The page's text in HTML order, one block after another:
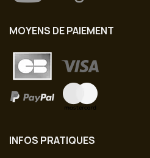
MOYENS DE PAIEMENT
INFOS PRATIQUES